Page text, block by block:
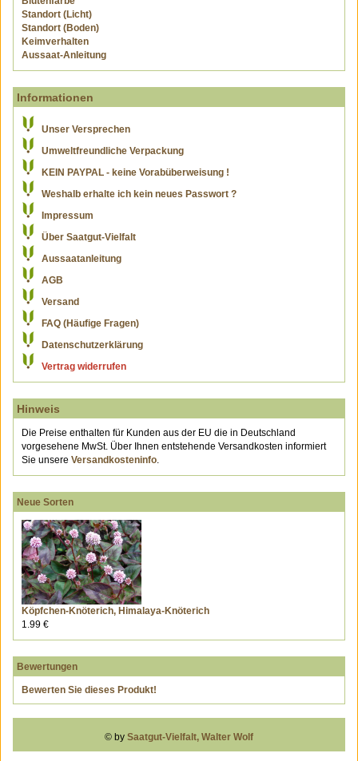
Standort (Licht)
Standort (Boden)
Keimverhalten
Aussaat-Anleitung
Informationen
Unser Versprechen
Umweltfreundliche Verpackung
KEIN PAYPAL - keine Vorabüberweisung !
Weshalb erhalte ich kein neues Passwort ?
Impressum
Über Saatgut-Vielfalt
Aussaatanleitung
AGB
Versand
FAQ (Häufige Fragen)
Datenschutzerklärung
Vertrag widerrufen
Hinweis
Die Preise enthalten für Kunden aus der EU die in Deutschland
vorgesehene MwSt. Über Ihnen entstehende Versandkosten informiert
Sie unsere Versandkosteninfo.
Neue Sorten
Köpfchen-Knöterich, Himalaya-Knöterich
1.99 €
Bewertungen
Bewerten Sie dieses Produkt!
© by Saatgut-Vielfalt, Walter Wolf